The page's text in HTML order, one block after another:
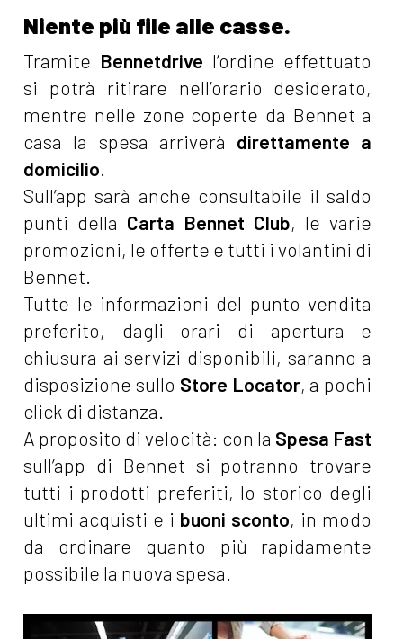
Niente più file alle casse.
Tramite Bennetdrive l’ordine effettuato
si potrà ritirare nell’orario desiderato,
mentre nelle zone coperte da Bennet a
casa la spesa arriverà direttamente a
domicilio.
Sull’app sarà anche consultabile il saldo
punti della Carta Bennet Club, le varie
promozioni, le offerte e tutti i volantini di
Bennet.
Tutte le informazioni del punto vendita
preferito, dagli orari di apertura e
chiusura ai servizi disponibili, saranno a
disposizione sullo Store Locator, a pochi
click di distanza.
A proposito di velocità: con la Spesa Fast
sull’app di Bennet si potranno trovare
tutti i prodotti preferiti, lo storico degli
ultimi acquisti e i buoni sconto, in modo
da ordinare quanto più rapidamente
possibile la nuova spesa.